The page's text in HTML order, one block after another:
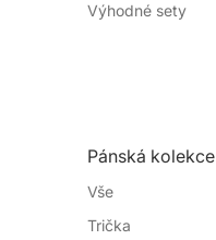
Výhodné sety
Pánská kolekce
Vše
Trička